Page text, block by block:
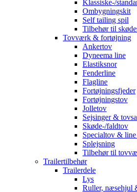
Klassiske-/
Ombygningskit
Self tailing spil
Tilbehør til
Tovværk & fortøjning
Ankertov
Dyneema line
Elastiksnor
Fenderline
Flagline
Fortøjningsfjeder
Fortøjningstov
Jolletov
Sejsinger &
Skøde-/faldtov
Specialtov &
Splejsning
Tilbehør til
Trailertilbehør
Trailerdele
Lys
Ruller, næsehjul